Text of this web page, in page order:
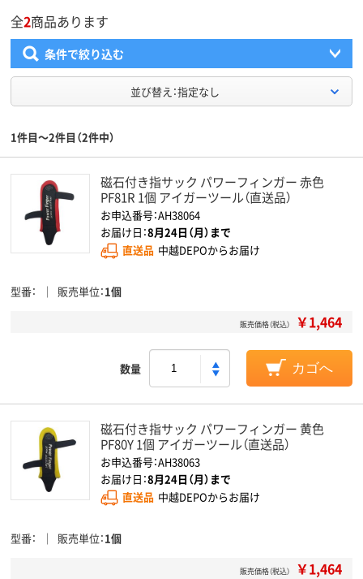
全2商品あります
条件で絞り込む
並び替え：指定なし
1件目～2件目（2件中）
磁石付き指サック パワーフィンガー 赤色
PF81R 1個 アイガーツール（直送品）
お申込番号：AH38064
お届け日：8月24日（月）まで
直送品 中越DEPOからお届け
型番 販売単位 1個
販売価格（税込） ￥1,464
数量 カゴへ
磁石付き指サック パワーフィンガー 黄色
PF80Y 1個 アイガーツール（直送品）
お申込番号：AH38063
お届け日：8月24日（月）まで
直送品 中越DEPOからお届け
型番 販売単位 1個
販売価格（税込） ￥1,464